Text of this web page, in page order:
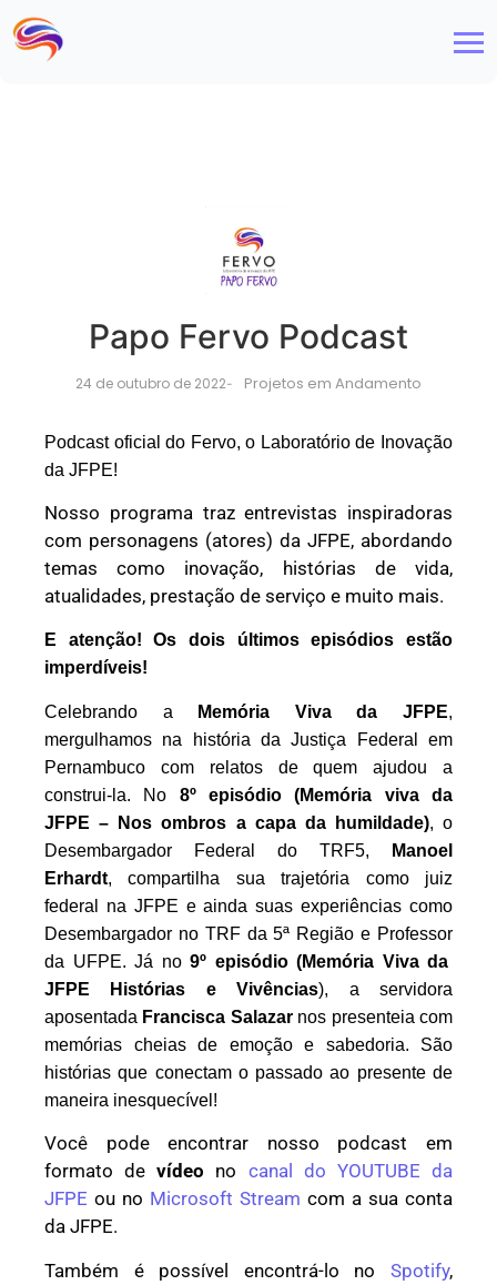
Papo Fervo Podcast
24 de outubro de 2022- Projetos em Andamento
Podcast oficial do Fervo, o Laboratório de Inovação
da JFPE!
Nosso programa traz entrevistas inspiradoras
com personagens (atores) da JFPE, abordando
temas como inovação, histórias de vida,
atualidades, prestação de serviço e muito mais.
E atenção! Os dois últimos episódios estão
imperdíveis!
Celebrando a Memória Viva da JFPE,
mergulhamos na história da Justiça Federal em
Pernambuco com relatos de quem ajudou a
construi-la. No 8º episódio (Memória viva da
JFPE – Nos ombros a capa da humildade), o
Desembargador Federal do TRF5,
Manoel
Erhardt, compartilha sua trajetória como juiz
federal na JFPE e ainda suas experiências como
Desembargador no TRF da 5ª Regiãoe Professor
da UFPE.Já no9º episódio(Memória Viva da
JFPE Histórias e Vivências), a servidora
aposentada Francisca Salazar nos presenteia com
memórias cheias de emoção e sabedoria. São
histórias que conectam o passado ao presente de
maneira inesquecível!
Você pode encontrar nosso podcast em
formato devídeo no canal do YOUTUBE da
JFPE ou no Microsoft Stream com a sua conta
da JFPE.
Também é possível encontrá-lo no Spotify,